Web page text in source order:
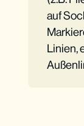
auf
Linien,